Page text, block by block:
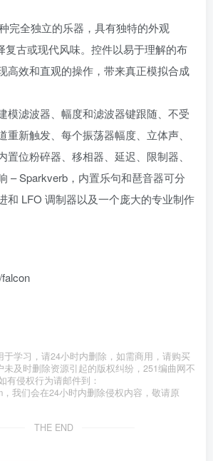
完全独立的乐器，具有独特的外观
复古或现代风味。控件以易于理解的布
高效和直观的操作，带来真正模拟合成
模滤波器、幅度和滤波器键跟随、不受
重新触发、每个振荡器幅度、立体声、
置位粉碎器、移相器、延迟、限制器、
– Sparkverb，内置乐句和琶音器可分
和 LFO 调制器以及一个庞大的专业制作
于学习，请24小时内删除，如需商用，请购买
及时删除资源引起的版权纠纷，251编曲网不
有侵权行为请邮件到：
，我们会在24小时内删除侵权内容，敬请原
THE END